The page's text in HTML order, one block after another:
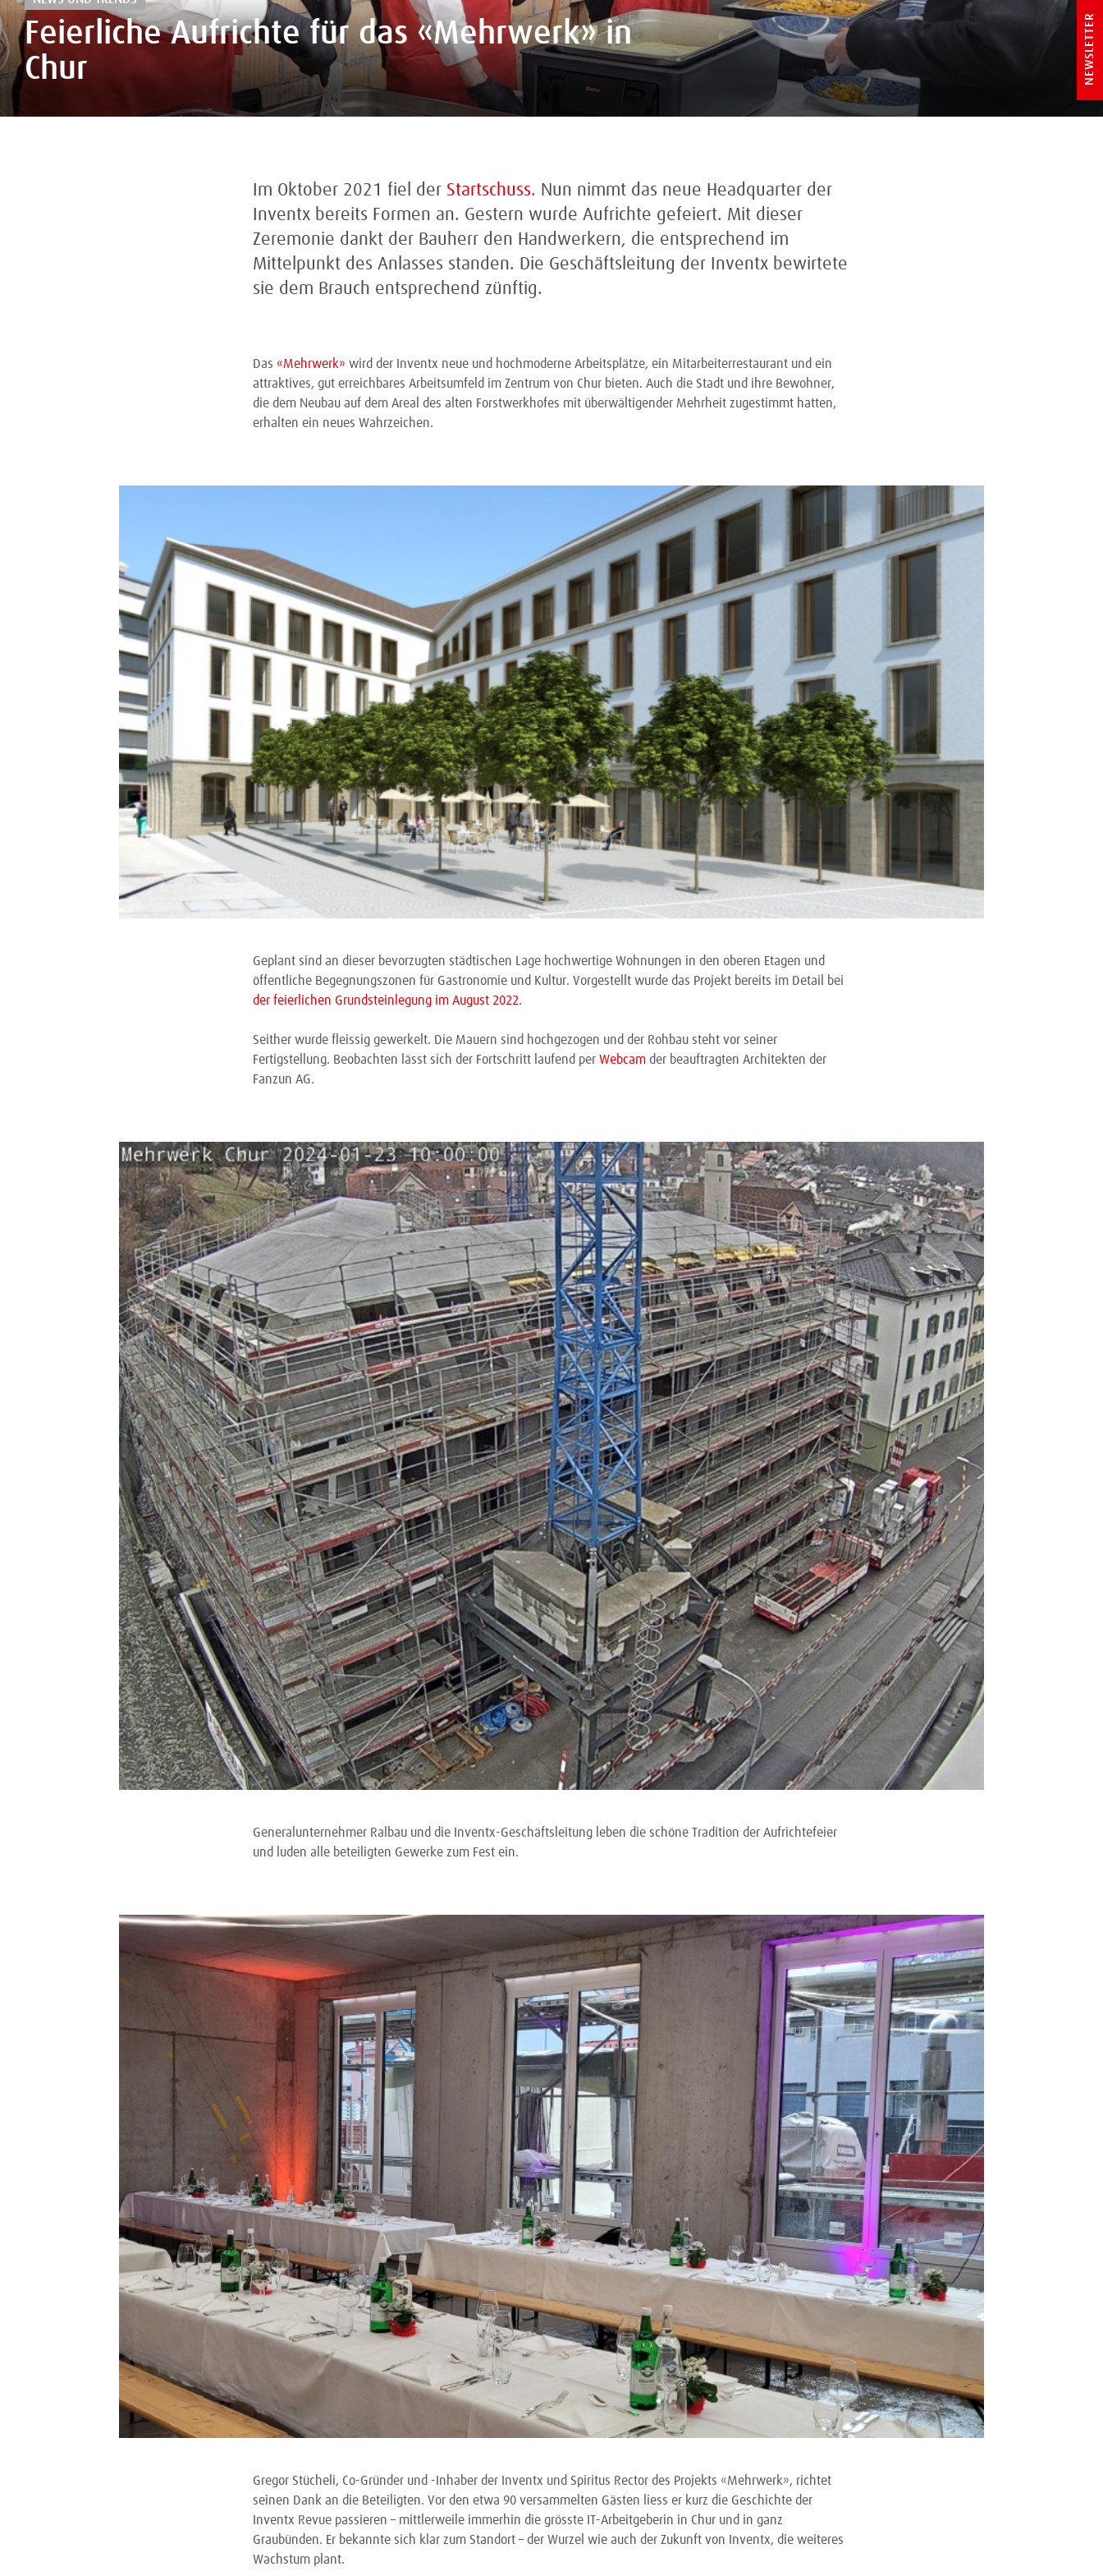
Feierliche Aufrichte für das «Mehrwerk» in
Chur
Im Oktober 2021 fiel der Startschuss. Nun nimmt das neue Headquarter der
Inventx bereits Formen an. Gestern wurde Aufrichte gefeiert. Mit dieser
Zeremonie dankt der Bauherr den Handwerkern, die entsprechend im
Mittelpunkt des Anlasses standen. Die Geschäftsleitung der Inventx bewirtete
sie dem Brauch entsprechend zünftig.
Das «Mehrwerk» wird der Inventx neue und hochmoderne Arbeitsplätze, ein Mitarbeiterrestaurant und ein
attraktives, gut erreichbares Arbeitsumfeld im Zentrum von Chur bieten. Auch die Stadt und ihre Bewohner,
die dem Neubau auf dem Areal des alten Forstwerkhofes mit überwältigender Mehrheit zugestimmt hatten,
erhalten ein neues Wahrzeichen.
Geplant sind an dieser bevorzugten städtischen Lage hochwertige Wohnungen in den oberen Etagen und
öffentliche Begegnungszonen für Gastronomie und Kultur. Vorgestellt wurde das Projekt bereits im Detail bei
der feierlichen Grundsteinlegung im August 2022.
Seither wurde fleissig gewerkelt. Die Mauern sind hochgezogen und der Rohbau steht vor seiner
Fertigstellung. Beobachten lässt sich der Fortschritt laufend per Webcamder beauftragten Architekten der
Fanzun AG.
Generalunternehmer Ralbau und die Inventx-Geschäftsleitung leben die schöne Tradition der Aufrichtefeier
und luden alle beteiligten Gewerke zum Fest ein.
Gregor Stücheli, Co-Gründer und -Inhaber der Inventx und Spiritus Rector des Projekts «Mehrwerk», richtet
seinen Dank an die Beteiligten. Vor den etwa 90 versammelten Gästen liess er kurz die Geschichte der
Inventx Revue passieren – mittlerweile immerhin die grösste IT-Arbeitgeberin in Chur und in ganz
Graubünden. Er bekannte sich klar zum Standort – der Wurzel wie auch der Zukunft von Inventx, die weiteres
Wachstum plant.
NEWSLETTER